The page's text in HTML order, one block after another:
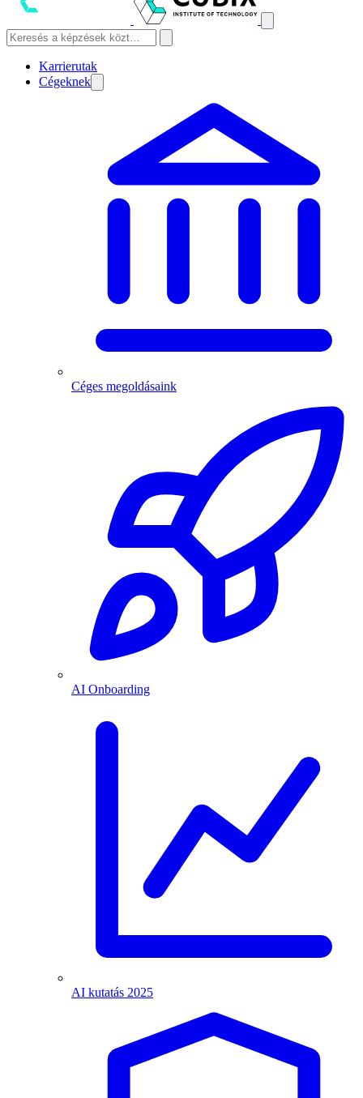
Karrierutak
Cégeknek
Céges megoldásaink
AI Onboarding
AI kutatás 2025